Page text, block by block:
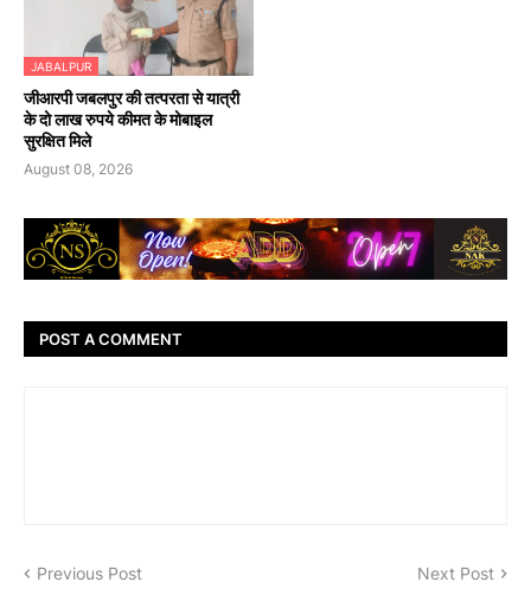
JABALPUR
जीआरपी जबलपुर की तत्परता से यात्री
के दो लाख रुपये कीमत के मोबाइल
सुरक्षित मिले
August 08, 2026
POST A COMMENT
Previous Post Next Post